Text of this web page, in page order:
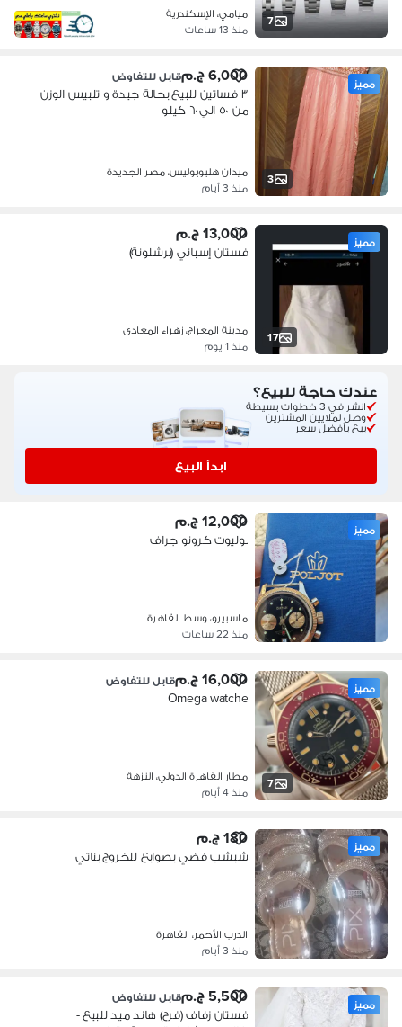
7
ميامي، الإسكندرية
منذ 13 ساعات
3
مميز 6,000 ج.م قابل للتفاوض
٣ فساتين للبيع بحالة جيدة و تلبيس الوزن
من ٥٠ الي ٦٠ كيلو
ميدان هليوبوليس، مصر الجديدة
منذ 3 أيام
17
مميز 13,000 ج.م
فستان إسباني (برشلونة)
مدينة المعراج، زهراء المعادى
منذ 1 يوم
عندك حاجة للبيع؟
انشر في 3 خطوات بسيطة
وصل لملايين المشترين
بيع بأفضل سعر
ابدأ البيع
مميز 12,000 ج.م
بوليوت كرونو جراف
ماسبيرو، وسط القاهرة
منذ 22 ساعات
7
مميز 16,000 ج.م قابل للتفاوض
Omega watche
مطار القاهرة الدولي، النزهة
منذ 4 أيام
مميز 180 ج.م
شبشب فضي بصوابع للخروج بناتي
الدرب الأحمر، القاهرة
منذ 3 أيام
مميز 5,500 ج.م قابل للتفاوض
فستان زفاف (فرح) هاند ميد للبيع -